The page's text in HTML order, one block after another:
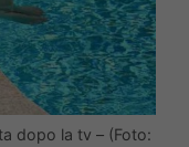
dopo la tv – (Foto: